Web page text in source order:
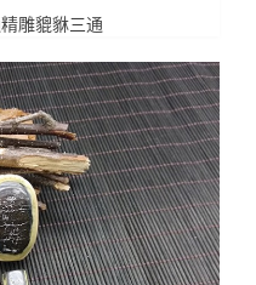
雕貔貅三通